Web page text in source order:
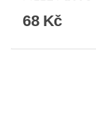
68 Kč